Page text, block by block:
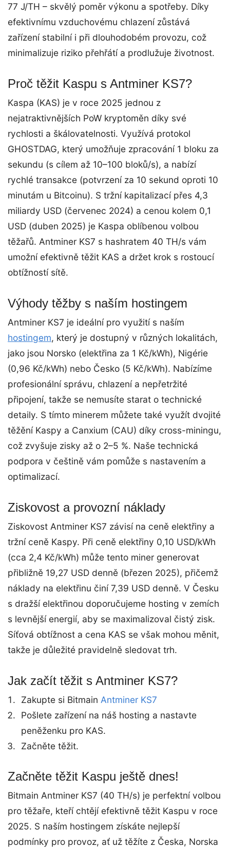
77 J/TH – skvělý poměr výkonu a spotřeby. Díky
efektivnímu vzduchovému chlazení zůstává
zařízení stabilní i při dlouhodobém provozu, což
minimalizuje riziko přehřátí a prodlužuje životnost.
Proč těžit Kaspu s Antminer KS7?
Kaspa (KAS) je v roce 2025 jednou z
nejatraktivnějších PoW kryptoměn díky své
rychlosti a škálovatelnosti. Využívá protokol
GHOSTDAG, který umožňuje zpracování 1 bloku za
sekundu (s cílem až 10–100 bloků/s), a nabízí
rychlé transakce (potvrzení za 10 sekund oproti 10
minutám u Bitcoinu). S tržní kapitalizací přes 4,3
miliardy USD (červenec 2024) a cenou kolem 0,1
USD (duben 2025) je Kaspa oblíbenou volbou
těžařů. Antminer KS7 s hashratem 40 TH/s vám
umožní efektivně těžit KAS a držet krok s rostoucí
obtížností sítě.
Výhody těžby s naším hostingem
Antminer KS7 je ideální pro využití s naším
hostingem, který je dostupný v různých lokalitách,
jako jsou Norsko (elektřina za 1 Kč/kWh), Nigérie
(0,96 Kč/kWh) nebo Česko (5 Kč/kWh). Nabízíme
profesionální správu, chlazení a nepřetržité
připojení, takže se nemusíte starat o technické
detaily. S tímto minerem můžete také využít dvojité
těžění Kaspy a Canxium (CAU) díky cross-miningu,
což zvyšuje zisky až o 2–5 %. Naše technická
podpora v češtině vám pomůže s nastavením a
optimalizací.
Ziskovost a provozní náklady
Ziskovost Antminer KS7 závisí na ceně elektřiny a
tržní ceně Kaspy. Při ceně elektřiny 0,10 USD/kWh
(cca 2,4 Kč/kWh) může tento miner generovat
přibližně 19,27 USD denně (březen 2025), přičemž
náklady na elektřinu činí 7,39 USD denně. V Česku
s dražší elektřinou doporučujeme hosting v zemích
s levnější energií, aby se maximalizoval čistý zisk.
Síťová obtížnost a cena KAS se však mohou měnit,
takže je důležité pravidelně sledovat trh.
Jak začít těžit s Antminer KS7?
Zakupte si Bitmain Antminer KS7
Pošlete zařízení na náš hosting a nastavte
peněženku pro KAS.
Začněte těžit.
Začněte těžit Kaspu ještě dnes!
Bitmain Antminer KS7 (40 TH/s) je perfektní volbou
pro těžaře, kteří chtějí efektivně těžit Kaspu v roce
2025. S naším hostingem získáte nejlepší
podmínky pro provoz, ať už těžíte z Česka, Norska